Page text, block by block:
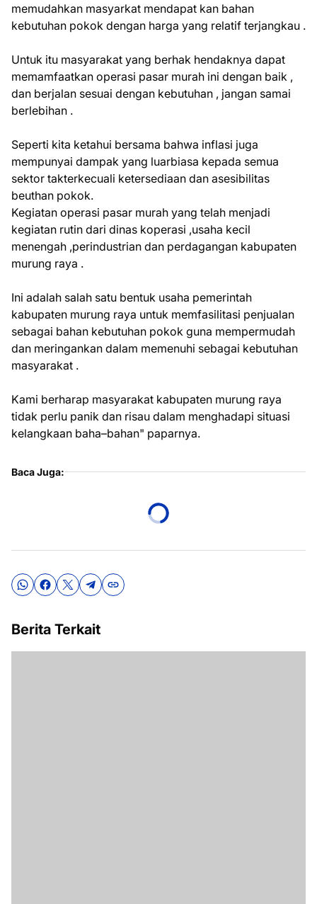
memudahkan masyarkat mendapat kan bahan
kebutuhan pokok dengan harga yang relatif terjangkau .
Untuk itu masyarakat yang berhak hendaknya dapat
memamfaatkan operasi pasar murah ini dengan baik ,
dan berjalan sesuai dengan kebutuhan , jangan samai
berlebihan .
Seperti kita ketahui bersama bahwa inflasi juga
mempunyai dampak yang luarbiasa kepada semua
sektor takterkecuali ketersediaan dan asesibilitas
beuthan pokok.
Kegiatan operasi pasar murah yang telah menjadi
kegiatan rutin dari dinas koperasi ,usaha kecil
menengah ,perindustrian dan perdagangan kabupaten
murung raya .
Ini adalah salah satu bentuk usaha pemerintah
kabupaten murung raya untuk memfasilitasi penjualan
sebagai bahan kebutuhan pokok guna mempermudah
dan meringankan dalam memenuhi sebagai kebutuhan
masyarakat .
Kami berharap masyarakat kabupaten murung raya
tidak perlu panik dan risau dalam menghadapi situasi
kelangkaan baha–bahan" paparnya.
Baca Juga:
Berita Terkait